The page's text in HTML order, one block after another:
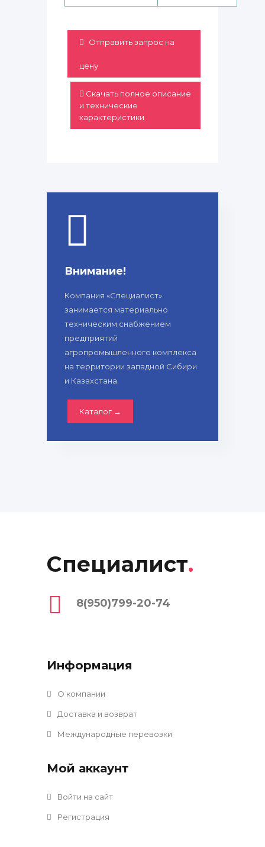
Отправить запрос на
цену
Скачать полное описание
и технические
характеристики
Внимание!
Компания «Специалист»
занимается материально
техническим снабжением
предприятий
агропромышленного комплекса
на территории западной Сибири
и Казахстана.
Каталог →
Специалист.
8(950)799-20-74
Информация
О компании
Доставка и возврат
Международные перевозки
Мой аккаунт
Войти на сайт
Регистрация